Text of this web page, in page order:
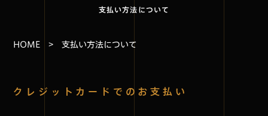
支払い方法について
HOME > 支払い方法について
クレジットカードでのお支払い